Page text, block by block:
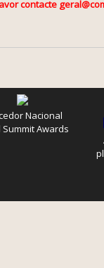
contacte
Nacional
Summit Awards